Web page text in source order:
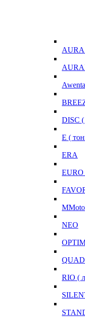
DISC
E (
ERA
EURO
NEO
RIO (